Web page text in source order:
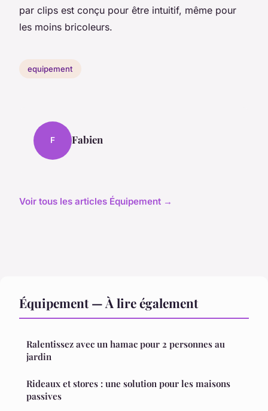
par clips est conçu pour être intuitif, même pour
les moins bricoleurs.
equipement
F Fabien
Voir tous les articles Équipement →
Équipement — À lire également
Ralentissez avec un hamac pour 2 personnes au
jardin
Rideaux et stores : une solution pour les maisons
passives